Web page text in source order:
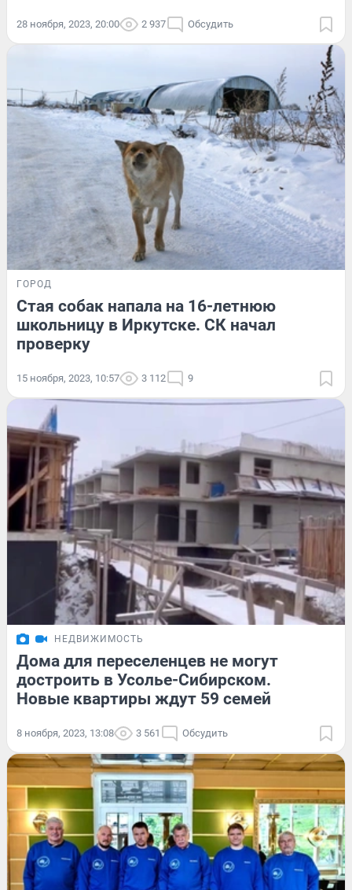
28 ноября, 2023, 20:00 2 937 Обсудить
ГОРОД
Стая собак напала на 16-летнюю
школьницу в Иркутске. СК начал
проверку
15 ноября, 2023, 10:57 3 112 9
НЕДВИЖИМОСТЬ
Дома для переселенцев не могут
достроить в Усолье-Сибирском.
Новые квартиры ждут 59 семей
8 ноября, 2023, 13:08 3 561 Обсудить